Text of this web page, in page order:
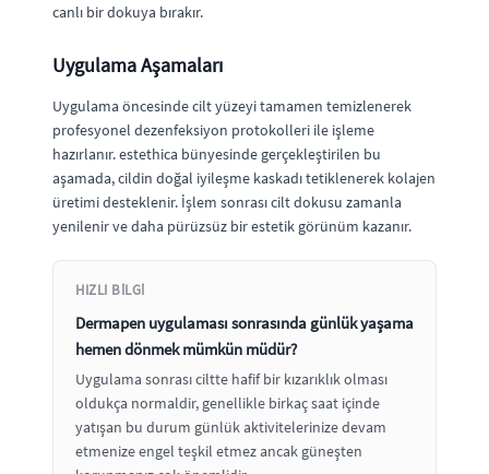
canlı bir dokuya bırakır.
Uygulama Aşamaları
Uygulama öncesinde cilt yüzeyi tamamen temizlenerek
profesyonel dezenfeksiyon protokolleri ile işleme
hazırlanır. estethica bünyesinde gerçekleştirilen bu
aşamada, cildin doğal iyileşme kaskadı tetiklenerek kolajen
üretimi desteklenir. İşlem sonrası cilt dokusu zamanla
yenilenir ve daha pürüzsüz bir estetik görünüm kazanır.
HIZLI BILGI
Dermapen uygulaması sonrasında günlük yaşama
hemen dönmek mümkün müdür?
Uygulama sonrası ciltte hafif bir kızarıklık olması
oldukça normaldir, genellikle birkaç saat içinde
yatışan bu durum günlük aktivitelerinize devam
etmenize engel teşkil etmez ancak güneşten